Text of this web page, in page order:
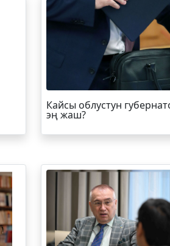
Кайсы облустун
эң жаш?